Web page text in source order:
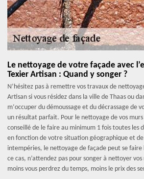
Le nettoyage de votre façade avec
Texier Artisan : Quand y songer ?
N’hésitez pas à remettre vos travaux de
Artisan si vous résidez dans la ville de Thaas ou
m‘occuper du démoussage et du décrassage de
un résultat parfait. Pour le nettoyage de vos
conseillé de le faire au minimum 1 fois toutes les
en fonction de votre situation géographique et
intempéries, le nettoyage de façade peut se
ce cas, n’attendez pas pour songer à nettoyer
moins vous perdrez du temps, moins le prix des